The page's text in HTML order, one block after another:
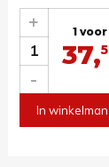
1
-
+ 1 voor
37,
In